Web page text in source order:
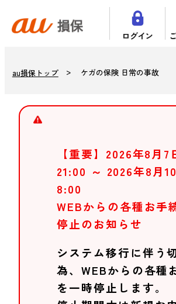
ログイン
au損保トップ ケガの保険 日常の事故
【重要】2026年8月
21:00 ～ 2026年8月
8:00
WEBからの各種お手
停止のお知らせ
システム移行に伴う
為、WEBからの各種
を一時停止します。